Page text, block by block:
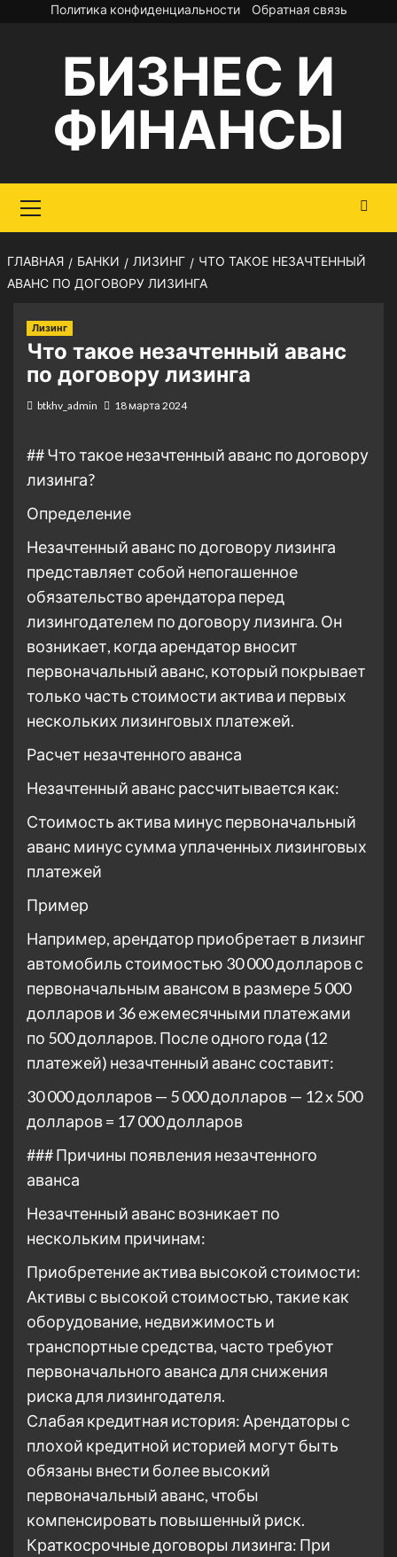
Перейти
содержимому
Политика конфиденциальности Обратная связь
БИЗНЕС И
ФИНАНСЫ
меню
ГЛАВНАЯ БАНКИ ЛИЗИНГ
ЧТО ТАКОЕ НЕЗАЧТЕННЫЙ
АВАНС ПО ДОГОВОРУ ЛИЗИНГА
Лизинг
Что такое незачтенный аванс
по договору лизинга
btkhv_admin 18 марта 2024
## Что такое незачтенный аванс по договору
лизинга?
Определение
Незачтенный аванс по договору лизинга
представляет собой непогашенное
обязательство арендатора перед
лизингодателем по договору лизинга. Он
возникает, когда арендатор вносит
первоначальный аванс, который покрывает
только часть стоимости актива и первых
нескольких лизинговых платежей.
Расчет незачтенного аванса
Незачтенный аванс рассчитывается как:
Стоимость актива минус первоначальный
аванс минус сумма уплаченных лизинговых
платежей
Пример
Например, арендатор приобретает в лизинг
автомобиль стоимостью 30 000 долларов с
первоначальным авансом в размере 5 000
долларов и 36 ежемесячными платежами
по 500 долларов. После одного года (12
платежей) незачтенный аванс составит:
30 000 долларов — 5 000 долларов — 12 x 500
долларов = 17 000 долларов
### Причины появления незачтенного
аванса
Незачтенный аванс возникает по
нескольким причинам:
Приобретение актива высокой стоимости:
Активы с высокой стоимостью, такие как
оборудование, недвижимость и
транспортные средства, часто требуют
первоначального аванса для снижения
риска для лизингодателя.
Слабая кредитная история: Арендаторы с
плохой кредитной историей могут быть
обязаны внести более высокий
первоначальный аванс, чтобы
компенсировать повышенный риск.
Краткосрочные договоры лизинга: При